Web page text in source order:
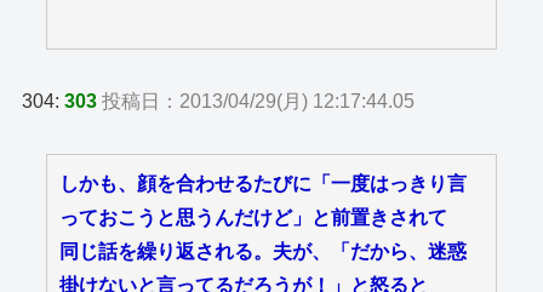
304:303 投稿日：2013/04/29(月) 12:17:44.05
しかも、顔を合わせるたびに「一度はっきり言
っておこうと思うんだけど」と前置きされて
同じ話を繰り返される。夫が、「だから、迷惑
掛けないと言ってるだろうが！」と怒ると